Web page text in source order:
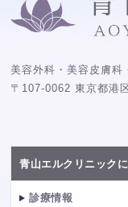
美容外科・美容皮膚科
〒107-0062 東京都港
青山エルクリニック
診療情報